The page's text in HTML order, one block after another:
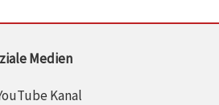
Medien
Kanal